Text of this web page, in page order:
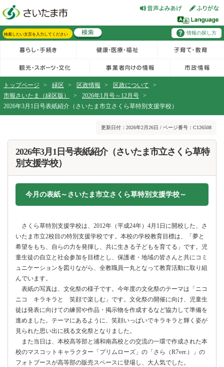
情報の探し方
トップページ > 緑区 > 区政情報 > 区政について
>
市報さいたま（緑区版）
> 2026年1月号～12月号 >
2026年3月1日号表紙紹介（さいたま市立さくら草特別支援学校）
更新日付：2026年2月26日 / ページ番号：C126508
2026年3月1日号表紙紹介（さいたま市立さくら草特
別支援学校）
今月の表紙～さいたま市立さくら草特別支援学校～
さくら草特別支援学校は、2012年（平成24年）4月1日に開校した、さ
いたま市立2校目の特別支援学校です。本校の学校教育目標は、「夢と
希望をもち、自らの力を発揮し、共に生きる子どもを育てる」です。児
童生徒の自立と社会参加を目標とし、保護者・地域の皆さんと共にコミ
ュニケーションを図りながら、全教職員一丸となって教育活動に取り組
んでいます。
表紙の写真は、文化祭の様子です。今年度の文化祭のテーマは「ニコ
ニコ キラキラと 笑顔で楽しむ」です。文化祭の開催に向け、児童生
徒は発表に向けての練習や作品・掲示物を作成するなど協力して準備を
進めました。テーマにあるように、笑顔いっぱいでキラキラと輝く姿が
見られた思い出に残る文化祭となりました。
また当日は、本校高等部と浦和南高校との交流の一環で作成された本
校のマスコットキャラクター「プリムローズ」の「さら（R7ver.）」の
フォトブースが高等部の販売スペースに登場し、大人気でした。